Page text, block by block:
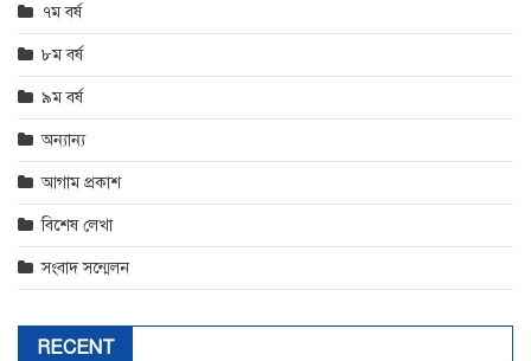
৭ম বর্ষ
৮ম বর্ষ
৯ম বর্ষ
অন্যান্য
আগাম প্রকাশ
বিশেষ লেখা
সংবাদ সন্মেলন
RECENT